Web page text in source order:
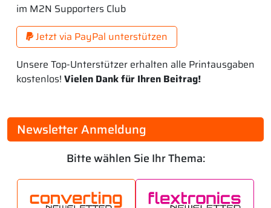
im M2N Supporters Club
Jetzt via PayPal unterstützen
Unsere Top-Unterstützer erhalten alle Printausgaben
kostenlos! Vielen Dank für Ihren Beitrag!
Newsletter Anmeldung
Bitte wählen Sie Ihr Thema: